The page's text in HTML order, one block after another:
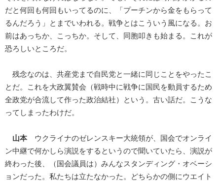
だと何回も何回もいってるのに、「プーチンから金をもらって
るんだろう」とまでいわれる。戦争とはこういう風になる。お
前はあっちか、こっちか。そして、同胞叩きも始まる。これが
恐ろしいところだ。
残念なのは、共産党まで自民党と一緒に同じことをやったこ
とだ。これを大政翼賛会（戦時中に戦争に国民を動員するため
全政党が合流して作った政治結社）という。古い話だ。こうな
ってしまったわけだ。
山本 ウクライナのゼレンスキー大統領が、国会でオンライ
ン中継で何かしら演説をするというので聞いていたら、演説が
終わった後、（国会議員は）みんなスタンディング・オベーシ
ョンだった。私たちは立たなかった。どちらかの側にウエイト